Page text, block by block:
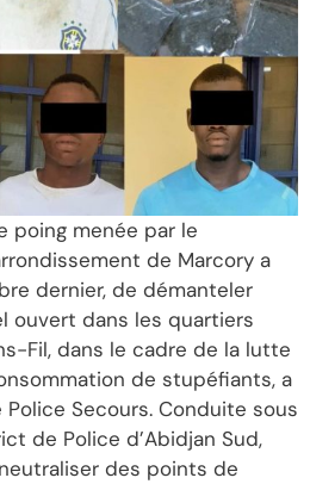
poing menée par le
de Marcory a
dernier, de démanteler
ouvert dans les quartiers
Fil, dans le cadre de la lutte
de stupéfiants, a
Secours. Conduite sous
de Police d’Abidjan Sud,
des points de